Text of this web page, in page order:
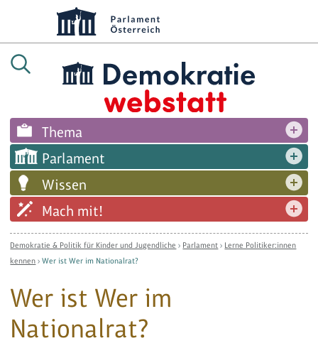
Thema
Parlament
Wissen
Mach mit!
Demokratie & Politik für Kinder und Jugendliche › Parlament › Lerne Politiker:innen
kennen ›Wer ist Wer im Nationalrat?
Wer ist Wer im
Nationalrat?